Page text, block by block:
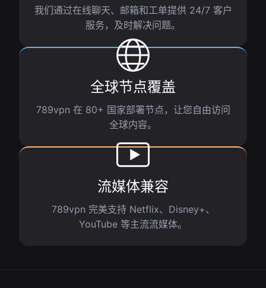
我们通过在线聊天、邮箱和工单提供 24/7 客户
服务，及时解决问题。
全球节点覆盖
789vpn 在 80+ 国家部署节点，让您自由访问
全球内容。
流媒体兼容
789vpn 完美支持 Netflix、Disney+、
YouTube 等主流流媒体。